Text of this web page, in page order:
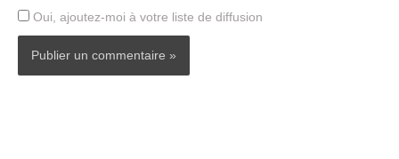
Oui, ajoutez-moi à votre liste de diffusion